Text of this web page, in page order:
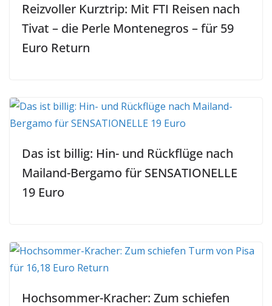
Reizvoller Kurztrip: Mit FTI Reisen nach
Tivat – die Perle Montenegros – für 59
Euro Return
Das ist billig: Hin- und Rückflüge nach
Mailand-Bergamo für SENSATIONELLE
19 Euro
Hochsommer-Kracher: Zum schiefen